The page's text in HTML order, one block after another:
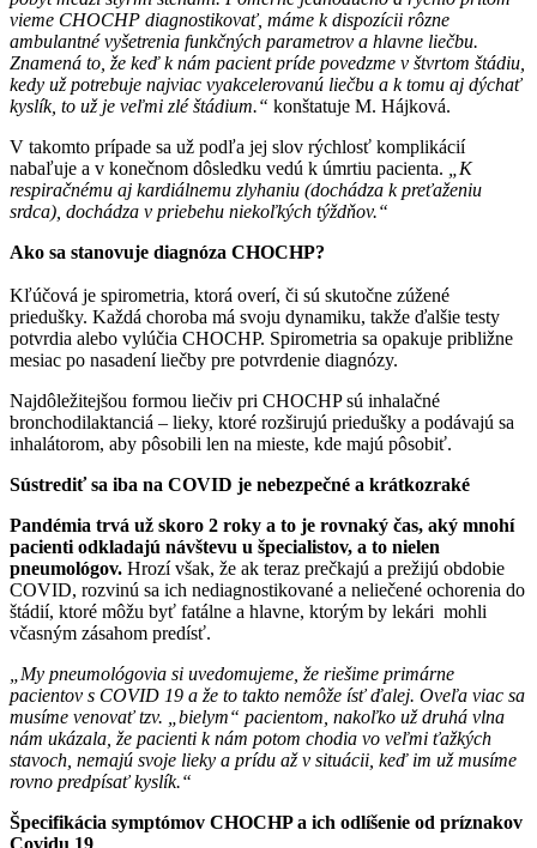
vieme CHOCHP diagnostikovať, máme k dispozícii rôzne
ambulantné vyšetrenia funkčných parametrov a hlavne liečbu.
Znamená to, že keď k nám pacient príde povedzme v štvrtom štádiu,
kedy už potrebuje najviac vyakcelerovanú liečbu a k tomu aj dýchať
kyslík, to už je veľmi zlé štádium.“ konštatuje M. Hájková.
V takomto prípade sa už podľa jej slov rýchlosť komplikácií
nabaľuje a v konečnom dôsledku vedú k úmrtiu pacienta. „K
respiračnému aj kardiálnemu zlyhaniu (dochádza k preťaženiu
srdca), dochádza v priebehu niekoľkých týždňov.“
Ako sa stanovuje diagnóza CHOCHP?
Kľúčová je spirometria, ktorá overí, či sú skutočne zúžené
priedušky. Každá choroba má svoju dynamiku, takže ďalšie testy
potvrdia alebo vylúčia CHOCHP. Spirometria sa opakuje približne
mesiac po nasadení liečby pre potvrdenie diagnózy.
Najdôležitejšou formou liečiv pri CHOCHP sú inhalačné
bronchodilaktanciá – lieky, ktoré rozširujú priedušky a podávajú sa
inhalátorom, aby pôsobili len na mieste, kde majú pôsobiť.
Sústrediť sa iba na COVID je nebezpečné a krátkozraké
Pandémia trvá už skoro 2 roky a to je rovnaký čas, aký mnohí
pacienti odkladajú návštevu u špecialistov, a to nielen
pneumológov. Hrozí však, že ak teraz prečkajú a prežijú obdobie
COVID, rozvinú sa ich nediagnostikované a neliečené ochorenia do
štádií, ktoré môžu byť fatálne a hlavne, ktorým by lekári mohli
včasným zásahom predísť.
„My pneumológovia si uvedomujeme, že riešime primárne
pacientov s COVID 19 a že to takto nemôže ísť ďalej. Oveľa viac sa
musíme venovať tzv. „bielym“ pacientom, nakoľko už druhá vlna
nám ukázala, že pacienti k nám potom chodia vo veľmi ťažkých
stavoch, nemajú svoje lieky a prídu až v situácii, keď im už musíme
rovno predpísať kyslík.“
Špecifikácia symptómov CHOCHP a ich odlíšenie od príznakov
Covidu 19